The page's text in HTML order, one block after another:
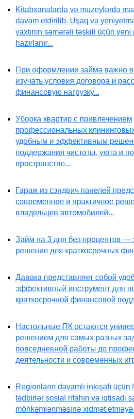
Kitabxanalarda və muzeylərdə
davam etdirilib. Uşaq və
vaxtının səmərəli təşkili üçün
hazırlanır...
При оформлении займа важно
изучать условия договора и
финансовую нагрузку...
Уборка квартир с привлечением
профессиональных
удобным и эффективным
поддержания чистоты, уюта и
пространстве...
Гараж из сэндвич панелей
современное и практичное
владельцев автомобилей...
Займ на 3 дня без процентов —
решение для краткосрочных
Давака представляет собой
эффективный инструмент для
краткосрочной финансовой
Настольные ПК остаются
решением для самых разных
повседневной работы до
деятельности и современных
Regionların davamlı inkişafı
tədbirlər sosial rifahın və iqtisadi
möhkəmlənməsinə xidmət